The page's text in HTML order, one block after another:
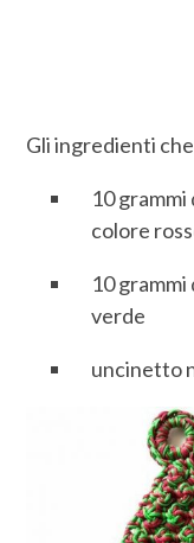
Gli ingredienti
10
colore
10
verde
uncinetto